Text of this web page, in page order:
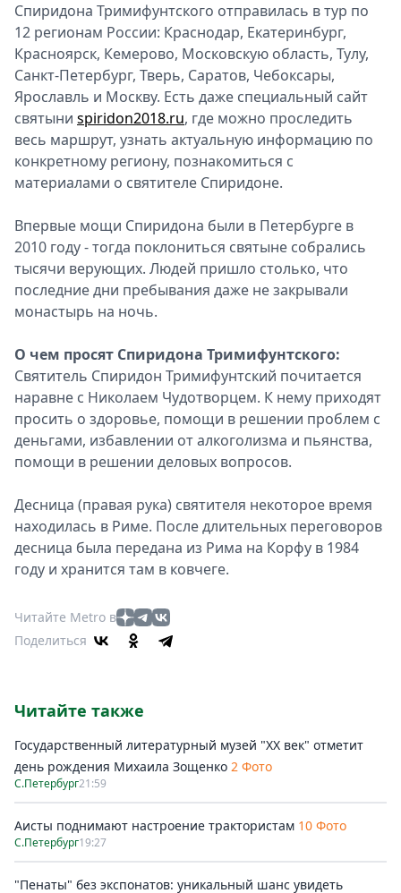
Спиридона Тримифунтского отправилась в тур по
12 регионам России: Краснодар, Екатеринбург,
Красноярск, Кемерово, Московскую область, Тулу,
Санкт-Петербург, Тверь, Саратов, Чебоксары,
Ярославль и Москву. Есть даже специальный сайт
святыни spiridon2018.ru, где можно проследить
весь маршрут, узнать актуальную информацию по
конкретному региону, познакомиться с
материалами о святителе Спиридоне.
Впервые мощи Спиридона были в Петербурге в
2010 году - тогда поклониться святыне собрались
тысячи верующих. Людей пришло столько, что
последние дни пребывания даже не закрывали
монастырь на ночь.
О чем просят Спиридона Тримифунтского:
Святитель Спиридон Тримифунтский почитается
наравне с Николаем Чудотворцем. К нему приходят
просить о здоровье, помощи в решении проблем с
деньгами, избавлении от алкоголизма и пьянства,
помощи в решении деловых вопросов.
Десница (правая рука) святителя некоторое время
находилась в Риме. После длительных переговоров
десница была передана из Рима на Корфу в 1984
году и хранится там в ковчеге.
Читайте Metro в
Поделиться
Читайте также
Государственный литературный музей "ХХ век" отметит
день рождения Михаила Зощенко 2 Фото
С.Петербург21:59
Аисты поднимают настроение трактористам 10 Фото
С.Петербург19:27
"Пенаты" без экспонатов: уникальный шанс увидеть